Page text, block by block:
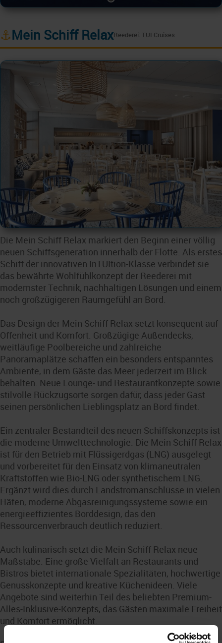
⚓Mein Schiff RelaxReederei: TUI Cruises
Die Mein Schiff Relax markiert den Beginn einer völlig
neuen Schiffsgeneration innerhalb der Flotte. Als erstes
Schiff der innovativen InTUItion-Klasse verbindet sie
das bewährte Wohlfühlkonzept der Reederei mit
modernster Technik, nachhaltigen Lösungen und einem
noch großzügigeren Raumgefühl an Bord.
Das Design der Mein Schiff Relax setzt konsequent auf
Offenheit und Komfort. Großzügige Außendecks,
weitläufige Poolbereiche und zahlreiche
Panoramaplätze schaffen ein besonders entspanntes
Ambiente, in dem Gäste das Meer jederzeit im Blick
behalten. Neue Lounge- und Restaurantkonzepte sowie
stilvolle Rückzugsorte sorgen dafür, dass jeder Gast
seinen persönlichen Lieblingsplatz an Bord findet.
Ein zentraler Bestandteil des neuen Schiffskonzepts ist
die moderne Umwelttechnologie. Die Mein Schiff Relax
ist für den Betrieb mit Flüssigerdgas (LNG) ausgelegt
und vorbereitet für den Einsatz von klimaneutralen
Kraftstoffen wie Bio-LNG oder synthetischem LNG.
Ergänzt wird dies durch Landstromanschlüsse in vielen
Häfen, moderne Abgasreinigungssysteme sowie ein
energieeffizientes Borddesign, das den
Ressourcenverbrauch deutlich reduziert.
Auch kulinarisch setzt die Mein Schiff Relax neue
Maßstäbe. Eine große Vielfalt an Restaurants und
Bistros bietet internationale Spezialitäten, hochwertige
Genusskonzepte und kreative Küchenideen. Viele
Angebote sind weiterhin Teil des beliebten Premium-
Alles-Inklusive-Konzepts, das Gästen maximale Freiheit
und Komfort ermöglicht.